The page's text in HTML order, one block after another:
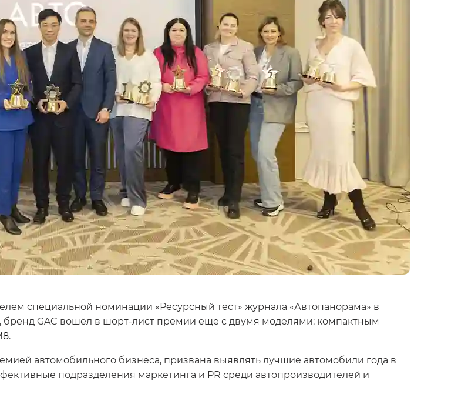
специальной номинации «Ресурсный тест» журнала «Автопанорама» в
GAC вошёл в шорт-лист премии еще с двумя моделями: компактным
.
автомобильного бизнеса, призвана выявлять лучшие автомобили года в
подразделения маркетинга и PR среди автопроизводителей и